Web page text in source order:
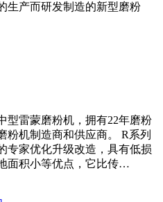
生产而研发制造的新型磨粉
型雷蒙磨粉机，拥有22年磨粉
粉机制造商和供应商。 R系列
专家优化升级改造，具有低损
面积小等优点，它比传…